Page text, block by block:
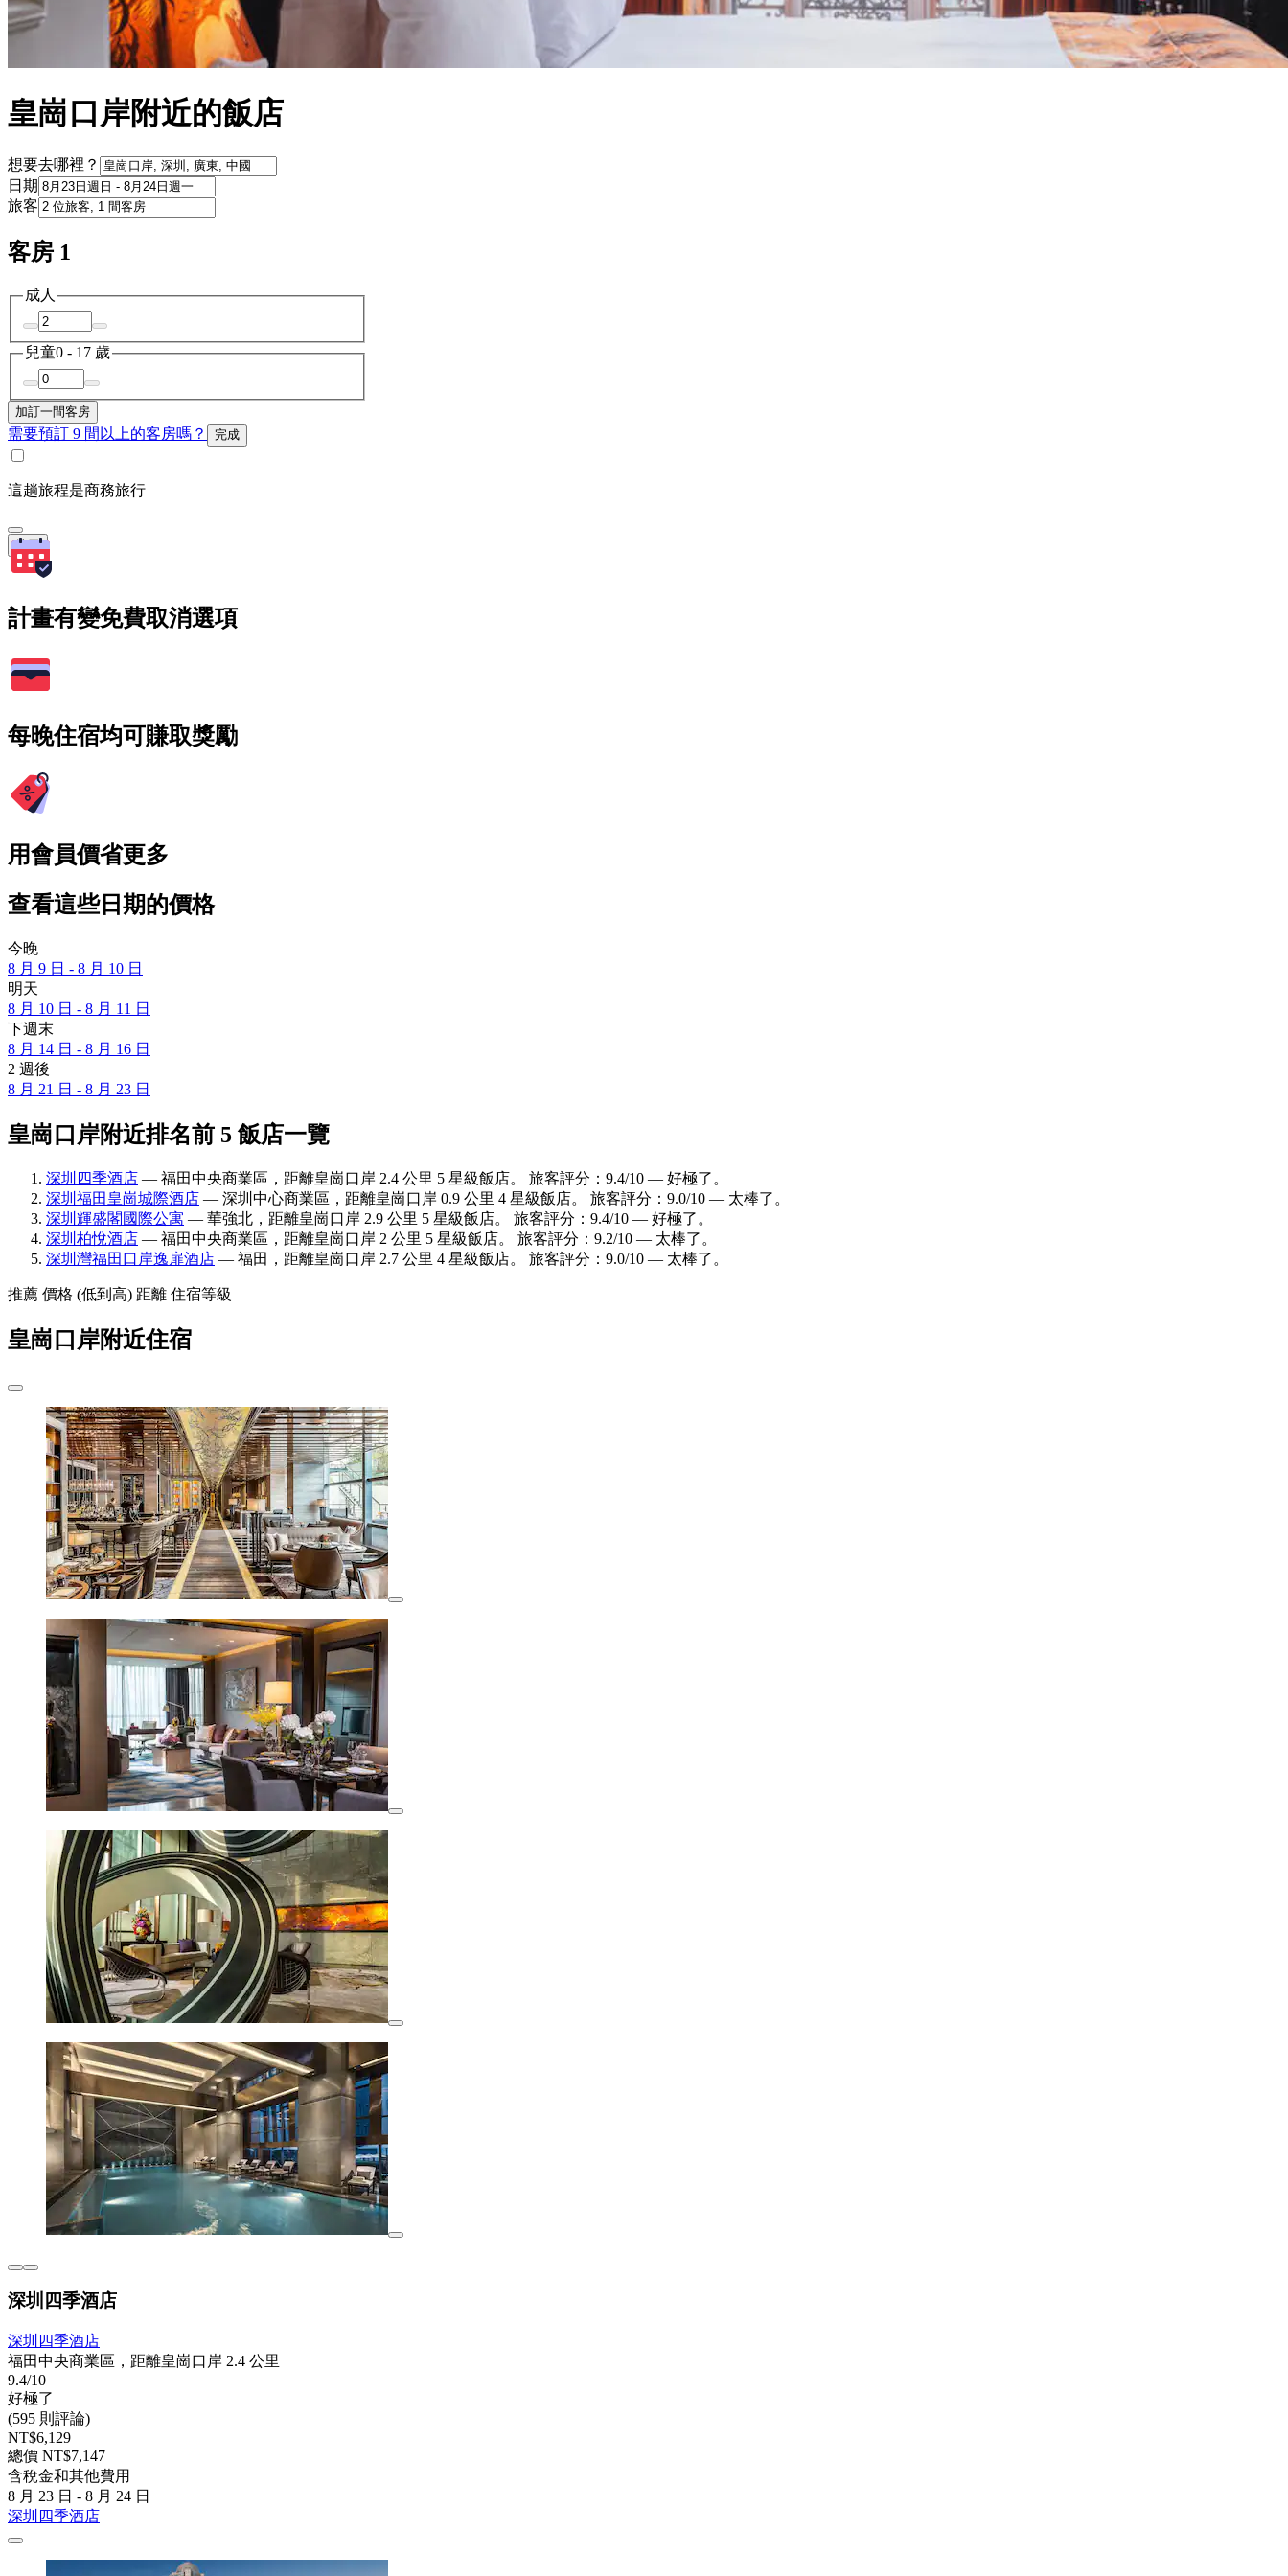
皇崗口岸附近的飯店
想要去哪裡？
日期
旅客
客房 1
成人
兒童0 - 17 歲
加訂一間客房
需要預訂 9 間以上的客房嗎？ 完成
這趟旅程是商務旅行
搜尋
計畫有變免費取消選項
每晚住宿均可賺取獎勵
用會員價省更多
查看這些日期的價格
今晚
8 月 9 日 - 8 月 10 日
明天
8 月 10 日 - 8 月 11 日
下週末
8 月 14 日 - 8 月 16 日
2 週後
8 月 21 日 - 8 月 23 日
皇崗口岸附近排名前 5 飯店一覽
深圳四季酒店 — 福田中央商業區，距離皇崗口岸 2.4 公里 5 星級飯店。 旅客評分：9.4/10 — 好極了。
深圳福田皇崗城際酒店 — 深圳中心商業區，距離皇崗口岸 0.9 公里 4 星級飯店。 旅客評分：9.0/10 — 太棒了。
深圳輝盛閣國際公寓 — 華強北，距離皇崗口岸 2.9 公里 5 星級飯店。 旅客評分：9.4/10 — 好極了。
深圳柏悅酒店 — 福田中央商業區，距離皇崗口岸 2 公里 5 星級飯店。 旅客評分：9.2/10 — 太棒了。
深圳灣福田口岸逸扉酒店 — 福田，距離皇崗口岸 2.7 公里 4 星級飯店。 旅客評分：9.0/10 — 太棒了。
推薦 價格 (低到高) 距離 住宿等級
皇崗口岸附近住宿
深圳四季酒店
深圳四季酒店
福田中央商業區，距離皇崗口岸 2.4 公里
9.4/10
好極了
(595 則評論)
NT$6,129
總價 NT$7,147
含稅金和其他費用
8 月 23 日 - 8 月 24 日
深圳四季酒店